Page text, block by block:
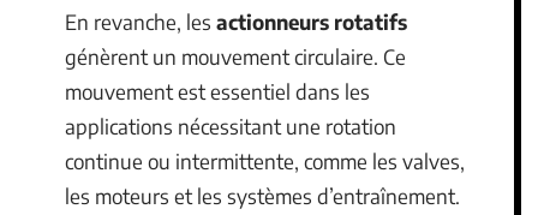
En revanche, les actionneurs rotatifs
génèrent un mouvement circulaire. Ce
mouvement est essentiel dans les
applications nécessitant une rotation
continue ou intermittente, comme les valves,
les moteurs et les systèmes d’entraînement.